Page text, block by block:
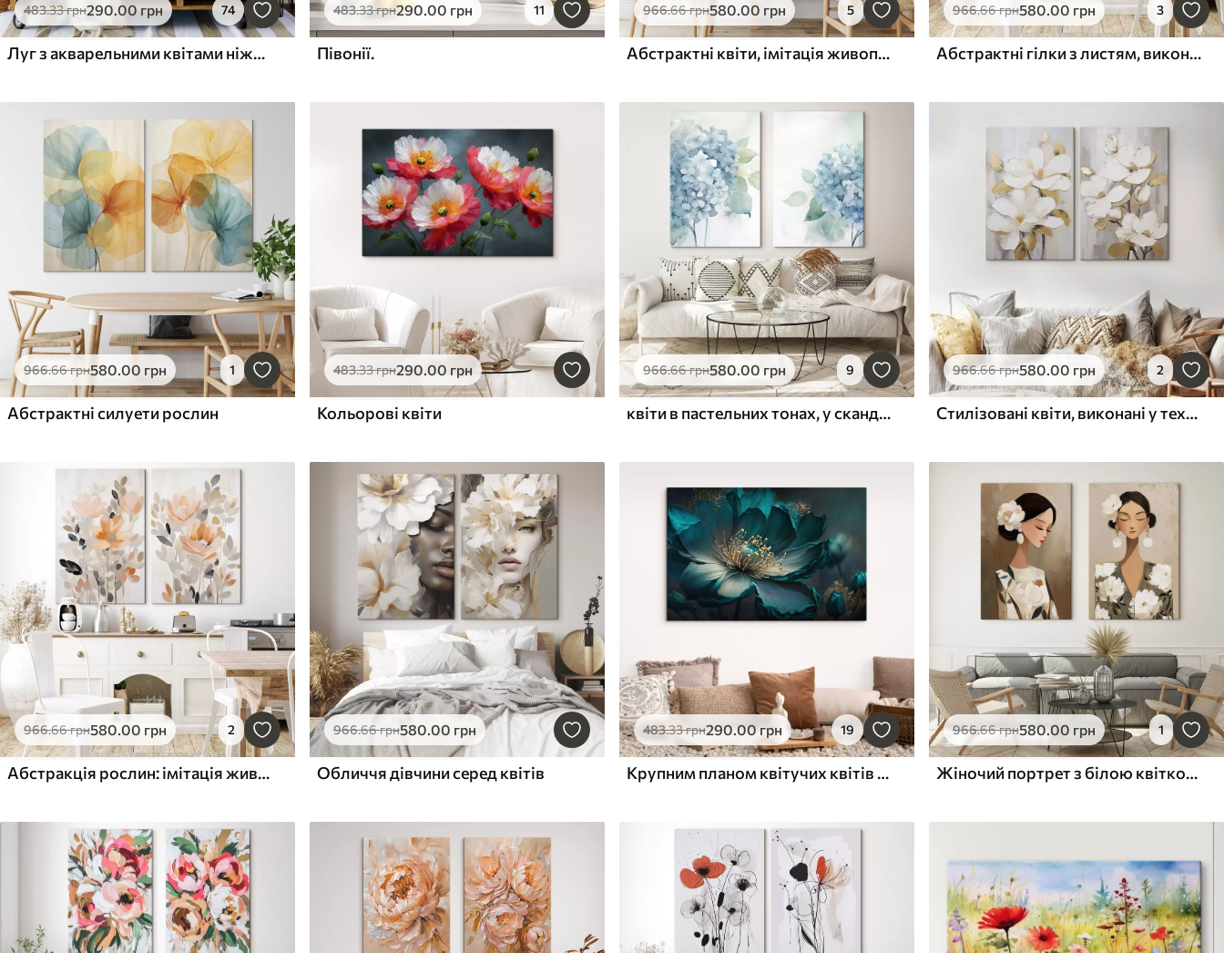
483.33грн290.00 грн 74
Луг з акварельними квітами ніжних рожевих, фіолетових та білих відтінків, що створюють атмосферу легкості та гармонії
483.33грн290.00 грн 11
Півонії.
966.66грн580.00 грн 5
Абстрактні квіти, імітація живопису
966.66грн580.00 грн 3
Абстрактні гілки з листям, виконані у стилі живопису
966.66грн580.00 грн 1
Абстрактні силуети рослин
483.33грн290.00 грн
Кольорові квіти
966.66грн580.00 грн 9
квіти в пастельних тонах, у скандинавському стилі
966.66грн580.00 грн 2
Стилізовані квіти, виконані у техніці імітації живопису
966.66грн580.00 грн 2
Абстракція рослин: імітація живопису
966.66грн580.00 грн
Обличчя дівчини серед квітів
483.33грн290.00грн 19
Крупним планом квітучих квітів бірюзові квіти на темному тлі
966.66грн580.00 грн 1
Жіночий портрет з білою квіткою у волоссі